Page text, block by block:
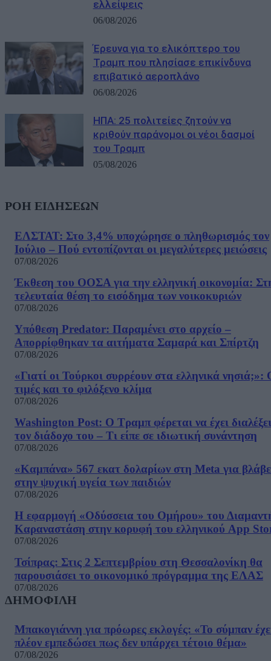
ελλείψεις
06/08/2026
Έρευνα για το ελικόπτερο του
Τραμπ που πλησίασε επικίνδυνα
επιβατικό αεροπλάνο
06/08/2026
ΗΠΑ: 25 πολιτείες ζητούν να
κριθούν παράνομοι οι νέοι δασμοί
του Τραμπ
05/08/2026
ΡΟΗ ΕΙΔΗΣΕΩΝ
ΕΛΣΤΑΤ: Στο 3,4% υποχώρησε ο πληθωρισμός τον
Ιούλιο – Πού εντοπίζονται οι μεγαλύτερες μειώσεις
07/08/2026
Έκθεση του ΟΟΣΑ για την ελληνική οικονομία:
τελευταία θέση το εισόδημα των νοικοκυριών
07/08/2026
Υπόθεση Predator: Παραμένει στο αρχείο –
Απορρίφθηκαν τα αιτήματα Σαμαρά και Σπίρτζη
07/08/2026
«Γιατί οι Τούρκοι συρρέουν στα ελληνικά νησιά;»:
τιμές και το φιλόξενο κλίμα
07/08/2026
Washington Post: Ο Τραμπ φέρεται να έχει διαλέξει
τον διάδοχο του – Τι είπε σε ιδιωτική συνάντηση
07/08/2026
«Καμπάνα» 567 εκατ δολαρίων στη Meta για
στην ψυχική υγεία των παιδιών
07/08/2026
Η εφαρμογή «Οδύσσεια του Ομήρου» του
Καραναστάση στην κορυφή του ελληνικού App
07/08/2026
Τσίπρας: Στις 2 Σεπτεμβρίου στη Θεσσαλονίκη θα
παρουσιάσει το οικονομικό πρόγραμμα της ΕΛΑΣ
07/08/2026
ΔΗΜΟΦΙΛΗ
Μπακογιάννη για πρόωρες εκλογές: «Το σύμπαν
πλέον εμπεδώσει πως δεν υπάρχει τέτοιο θέμα»
07/08/2026